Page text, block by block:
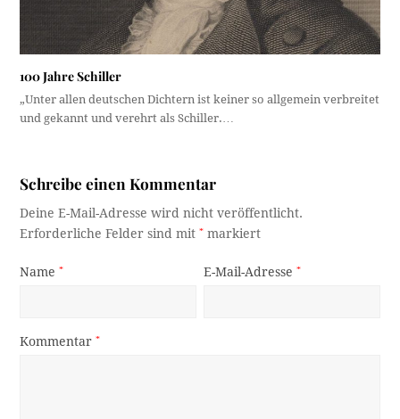
100 Jahre Schiller
„Unter allen deutschen Dichtern ist keiner so allgemein verbreitet
und gekannt und verehrt als Schiller.…
Schreibe einen Kommentar
Deine E-Mail-Adresse wird nicht veröffentlicht.
Erforderliche Felder sind mit* markiert
Name* E-Mail-Adresse*
Kommentar*